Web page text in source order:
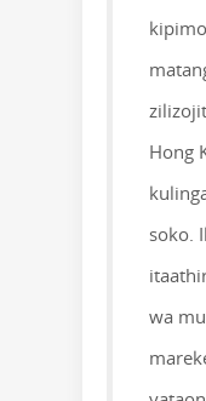
Hong
soko.
wa